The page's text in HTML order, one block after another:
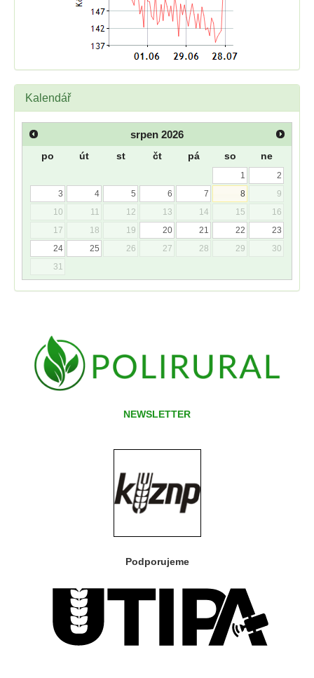
Kalendář
srpen 2026
po út st čt pá so ne
1
2
3
4 5 6 7 8
9
10
11 12 13 14 15
16
17
18 19 20 21 22
23
24
25 26 27 28 29
30
31
NEWSLETTER
Podporujeme